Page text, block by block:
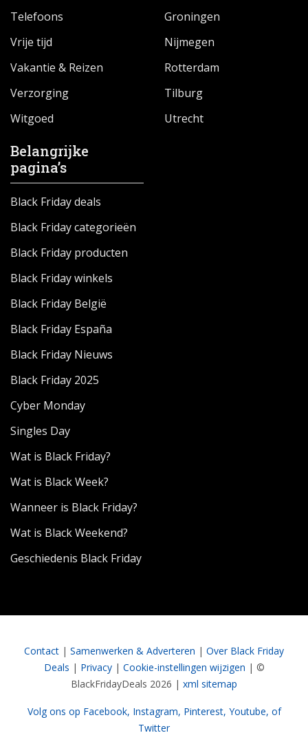
Telefoons
Vrije tijd
Vakantie & Reizen
Verzorging
Witgoed
Groningen
Nijmegen
Rotterdam
Tilburg
Utrecht
Belangrijke
pagina’s
Black Friday deals
Black Friday categorieën
Black Friday producten
Black Friday winkels
Black Friday België
Black Friday España
Black Friday Nieuws
Black Friday 2025
Cyber Monday
Singles Day
Wat is Black Friday?
Wat is Black Week?
Wanneer is Black Friday?
Wat is Black Weekend?
Geschiedenis Black Friday
Contact | Samenwerken & Adverteren | Over Black Friday
Deals | Privacy| Cookie-instellingen wijzigen | ©
BlackFridayDeals 2026 | xml sitemap
Volg ons op Facebook, Instagram, Pinterest, Youtube, of
Twitter